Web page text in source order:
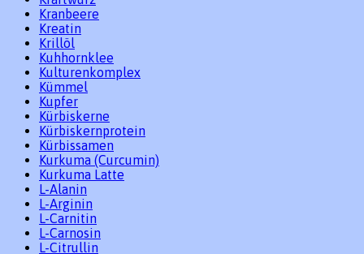
Kranbeere
Kreatin
Krillöl
Kuhhornklee
Kulturenkomplex
Kümmel
Kupfer
Kürbiskerne
Kürbiskernprotein
Kürbissamen
Kurkuma (Curcumin)
Kurkuma Latte
L-Alanin
L-Arginin
L-Carnitin
L-Carnosin
L-Citrullin